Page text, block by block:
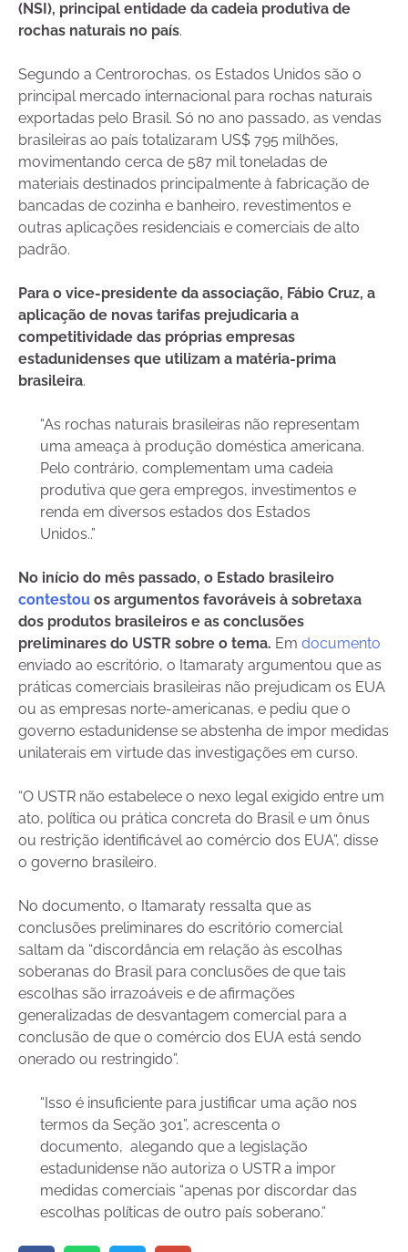
(NSI), principal entidade da cadeia produtiva de
rochas naturais no país.
Segundo a Centrorochas, os Estados Unidos são o
principal mercado internacional para rochas naturais
exportadas pelo Brasil. Só no ano passado, as vendas
brasileiras ao país totalizaram US$ 795 milhões,
movimentando cerca de 587 mil toneladas de
materiais destinados principalmente à fabricação de
bancadas de cozinha e banheiro, revestimentos e
outras aplicações residenciais e comerciais de alto
padrão.
Para o vice-presidente da associação, Fábio Cruz, a
aplicação de novas tarifas prejudicaria a
competitividade das próprias empresas
estadunidenses que utilizam a matéria-prima
brasileira.
“As rochas naturais brasileiras não representam
uma ameaça à produção doméstica americana.
Pelo contrário, complementam uma cadeia
produtiva que gera empregos, investimentos e
renda em diversos estados dos Estados
Unidos..”
No início do mês passado, o Estado brasileiro
contestou os argumentos favoráveis à sobretaxa
dos produtos brasileiros e as conclusões
preliminares do USTR sobre o tema. Em documento
enviado ao escritório, o Itamaraty argumentou que as
práticas comerciais brasileiras não prejudicam os EUA
ou as empresas norte-americanas, e pediu que o
governo estadunidense se abstenha de impor medidas
unilaterais em virtude das investigações em curso.
“O USTR não estabelece o nexo legal exigido entre um
ato, política ou prática concreta do Brasil e um ônus
ou restrição identificável ao comércio dos EUA”, disse
o governo brasileiro.
No documento, o Itamaraty ressalta que as
conclusões preliminares do escritório comercial
saltam da “discordância em relação às escolhas
soberanas do Brasil para conclusões de que tais
escolhas são irrazoáveis e de afirmações
generalizadas de desvantagem comercial para a
conclusão de que o comércio dos EUA está sendo
onerado ou restringido”.
“Isso é insuficiente para justificar uma ação nos
termos da Seção 301”, acrescenta o
documento, alegando que a legislação
estadunidense não autoriza o USTR a impor
medidas comerciais “apenas por discordar das
escolhas políticas de outro país soberano.”